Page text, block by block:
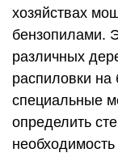
хозяйствах
бензопилами.
различных
распиловки на
специальные
определить